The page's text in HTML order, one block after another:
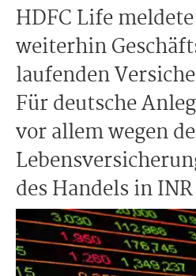
HDFC Life
weiterhin
laufenden
Für deutsche
vor allem wegen
des Handels in